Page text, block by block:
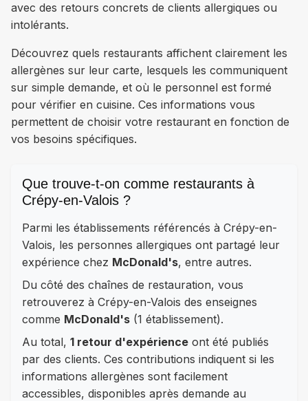
avec des retours concrets de clients allergiques ou
intolérants.
Découvrez quels restaurants affichent clairement les
allergènes sur leur carte, lesquels les communiquent
sur simple demande, et où le personnel est formé
pour vérifier en cuisine. Ces informations vous
permettent de choisir votre restaurant en fonction de
vos besoins spécifiques.
Que trouve-t-on comme restaurants à
Crépy-en-Valois ?
Parmi les établissements référencés à Crépy-en-
Valois, les personnes allergiques ont partagé leur
expérience chez McDonald's, entre autres.
Du côté des chaînes de restauration, vous
retrouverez à Crépy-en-Valois des enseignes
comme McDonald's (1 établissement).
Au total, 1 retour d'expérience ont été publiés
par des clients. Ces contributions indiquent si les
informations allergènes sont facilement
accessibles, disponibles après demande au